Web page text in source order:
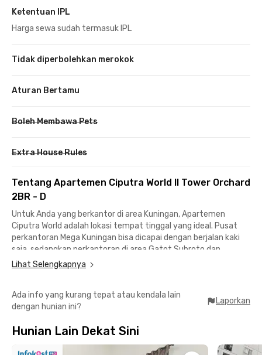
Ketentuan IPL
Harga sewa sudah termasuk IPL
Tidak diperbolehkan merokok
Aturan Bertamu
Boleh Membawa Pets
Extra House Rules
Tentang Apartemen Ciputra World II Tower Orchard
2BR - D
Untuk Anda yang berkantor di area Kuningan, Apartemen
Ciputra World adalah lokasi tempat tinggal yang ideal. Pusat
perkantoran Mega Kuningan bisa dicapai dengan berjalan kaki
saja, sedangkan perkantoran di area Gatot Subroto dan
Sudirman juga tidak terlalu jauh.
fasilitas yang sangat lengkap. Bagi Anda yang senang
berolahraga, apartemen ini menyediakan kolam renang, gym,
Tersedia pula area BBQ untuk Anda bersantai bersama teman
Lihat Selengkapnya
Ada info yang kurang tepat atau kendala lain
dengan hunian ini?
Laporkan
Hunian Lain Dekat Sini